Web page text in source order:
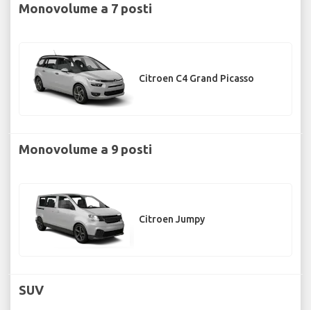
Monovolume a 7 posti
Citroen C4 Grand Picasso
Monovolume a 9 posti
Citroen Jumpy
SUV